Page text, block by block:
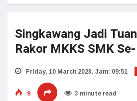
Singkawang Jadi
Rakor MKKS SMK
Friday, 10 March 2023. Jam: 09:51
9 3 minute read